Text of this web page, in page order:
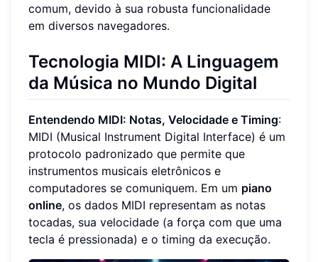
comum, devido à sua robusta funcionalidade
em diversos navegadores.
Tecnologia MIDI: A Linguagem
da Música no Mundo Digital
Entendendo MIDI: Notas, Velocidade e Timing:
MIDI (Musical Instrument Digital Interface) é um
protocolo padronizado que permite que
instrumentos musicais eletrônicos e
computadores se comuniquem. Em um piano
online, os dados MIDI representam as notas
tocadas, sua velocidade (a força com que uma
tecla é pressionada) e o timing da execução.